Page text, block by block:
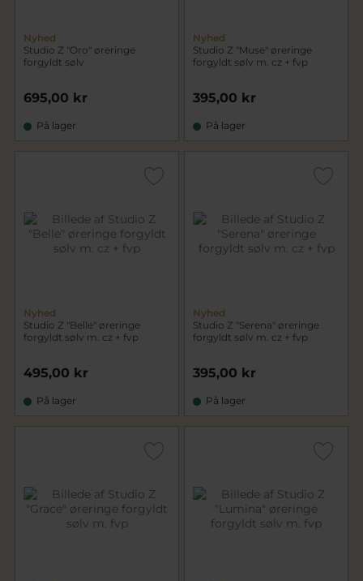
Nyhed
Studio Z "Oro" øreringe
forgyldt sølv
695,00 kr
På lager
Nyhed
Studio Z "Muse" øreringe
forgyldt sølv m. cz + fvp
395,00 kr
På lager
Nyhed
Studio Z "Belle" øreringe
forgyldt sølv m. cz + fvp
495,00 kr
På lager
Nyhed
Studio Z "Serena" øreringe
forgyldt sølv m. cz + fvp
395,00 kr
På lager